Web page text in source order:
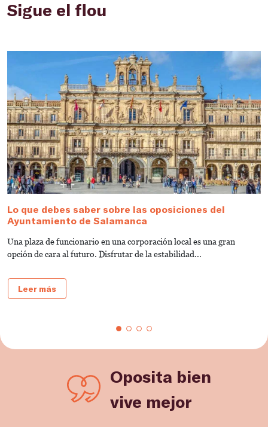
Sigue el flou
Lo que debes saber sobre las oposiciones del
Ayuntamiento de Salamanca
Una plaza de funcionario en una corporación local es una gran
opción de cara al futuro. Disfrutar de la estabilidad...
Leer más
Oposita bien
vive mejor